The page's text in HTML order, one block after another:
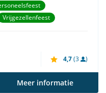
Vrijgezellenfeest
4,7(3 )
Meer informatie